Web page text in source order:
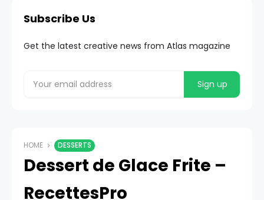
Subscribe Us
Get the latest creative news from Atlas magazine
HOME DESSERTS
Dessert de Glace Frite –
RecettesPro